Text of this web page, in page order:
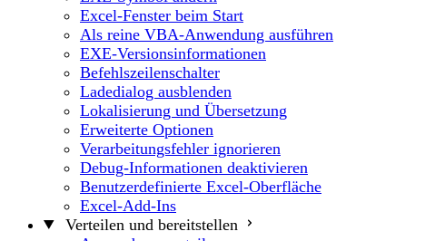
Excel-Fenster beim Start
Als reine VBA-Anwendung ausführen
EXE-Versionsinformationen
Befehlszeilenschalter
Ladedialog ausblenden
Lokalisierung und Übersetzung
Erweiterte Optionen
Verarbeitungsfehler ignorieren
Debug-Informationen deaktivieren
Benutzerdefinierte Excel-Oberfläche
Excel-Add-Ins
Verteilen und bereitstellen